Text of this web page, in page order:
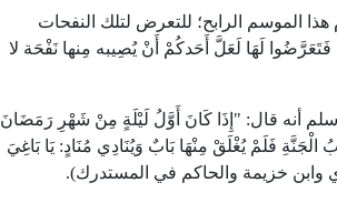
الموسم الرابح؛ للتعرض لتلك النفحات
لَهَا لَعَلَّ أَحَدكُمْ أَنْ يُصِيبه مِنها نَفْحَة لا
أنه قال: "إِذَا كَانَ أَوَّلُ لَيْلَةٍ مِنْ شَهْرِ رَمَضَانَ
فَلَمْ يُغْلَقْ مِنْهَا بَابٌ وَيُنَادِي مُنَادٍ: يَا بَاغِيَ
وابن خزيمة والحاكم في المستدرك).